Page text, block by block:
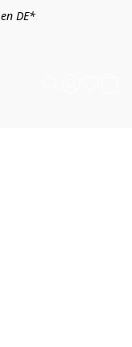
DE*